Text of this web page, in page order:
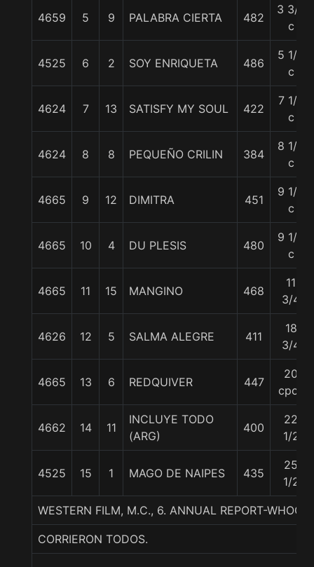
4659 5 9 PALABRA CIERTA 482
3 3/4
c
4525 6 2 SOY ENRIQUETA 486
5 1/2
c
4624 7 13 SATISFY MY SOUL 422
7 1/4
c
4624 8 8 PEQUEÑO CRILIN 384
8 1/2
c
4665 9 12 DIMITRA 451
9 1/4
c
4665 10 4 DU PLESIS 480
9 1/2
c
4665 11 15 MANGINO 468
11
3/4
4626 12 5 SALMA ALEGRE 411
18
3/4
4665 13 6 REDQUIVER 447
20
cpos
4662 14 11
INCLUYE TODO
(ARG)
400
22
1/2
4525 15 1 MAGO DE NAIPES 435
25
1/2
WESTERN FILM, M.C., 6. ANNUAL REPORT-
CORRIERON TODOS.